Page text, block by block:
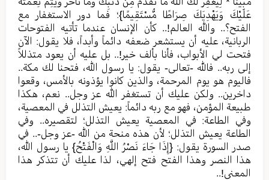
عَلَيْكَ وَيَهْدِيَكَ صِرَاطًا مُّسْتَقِيمًا}؛ فما دور الاستغفار مع
الفتح؟.. والله العالم!.. كأن الإنسان عندما تأتيه الفتوحات
الربانية، عليه أن يستشعر ضعفه دائماً وأبداً، فلا يقول: الآن
فتحت لي الأبواب، فأنا بألف خير!.. بل عليه أن يعود متذللاً
إلى ربه.. فالله -تعالى- يقول: يا رسول الله، فتحنا لك مكة..
فاليوم هو يوم المرحمة، والذين كانوا يؤذونه بالأمس، وقعوا
داخرين.. ولكن عليك أن تستغفر الله عز وجل.. نعم، هكذا
طبيعة المؤمن، فهو مع ربه دائماً: يعيش التذلل في المعصية،
وفي الطاعة: في المعصية يعيش التذلل؛ لتقصيره.. وفي
الطاعة يعيش التذلل؛ لأن هذه منحة من الله -عز وجل-.. في
صدر السورة يقول: {إِذَا جَاءَ نَصْرُ اللَّهِ وَالْفَتْحُ} يا رسول الله،
هذا النصر وهذا الفتح فتح إلهي، لذا عليك أن تتذكر هذا
المعنى!..